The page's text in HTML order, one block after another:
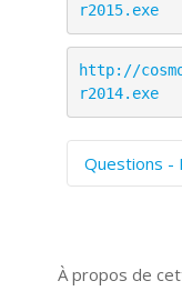
r2015.exe
http://
r2014.exe
Questions -
Prise de
À propos de